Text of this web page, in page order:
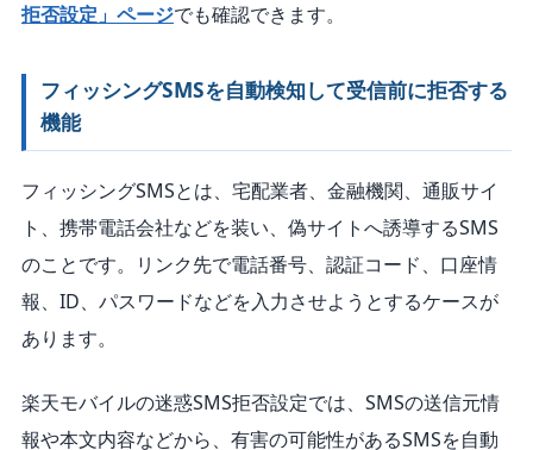
拒否設定」ページでも確認できます。
フィッシングSMSを自動検知して受信前に拒否する
機能
フィッシングSMSとは、宅配業者、金融機関、通販サイ
ト、携帯電話会社などを装い、偽サイトへ誘導するSMS
のことです。リンク先で電話番号、認証コード、口座情
報、ID、パスワードなどを入力させようとするケースが
あります。
楽天モバイルの迷惑SMS拒否設定では、SMSの送信元情
報や本文内容などから、有害の可能性があるSMSを自動